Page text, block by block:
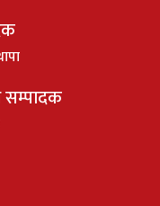
सम्पादक